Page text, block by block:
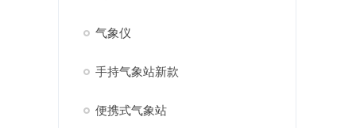
气象仪
手持气象站新款
便携式气象站